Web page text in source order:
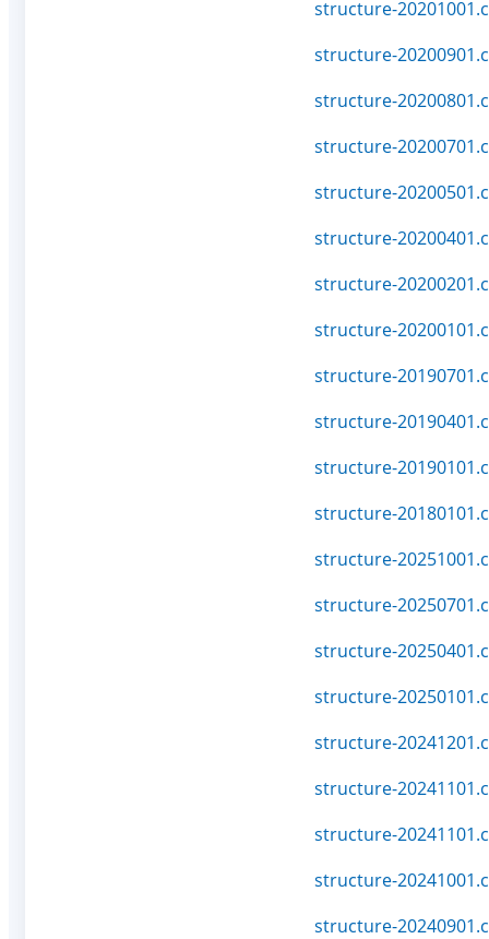
structure-
structure-
structure-
structure-
structure-
structure-
structure-
structure-
structure-
structure-
structure-
structure-
structure-
structure-
structure-
structure-
structure-
structure-
structure-
structure-
structure-